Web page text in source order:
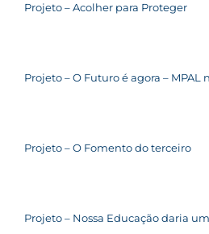
Projeto – Acolher para Proteger
Projeto – O Futuro é agora – MPAL
Projeto – O Fomento do terceiro
Projeto – Nossa Educação daria